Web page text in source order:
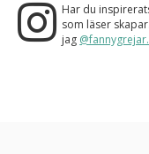
Har du
som läser
jag @fannygrejar.